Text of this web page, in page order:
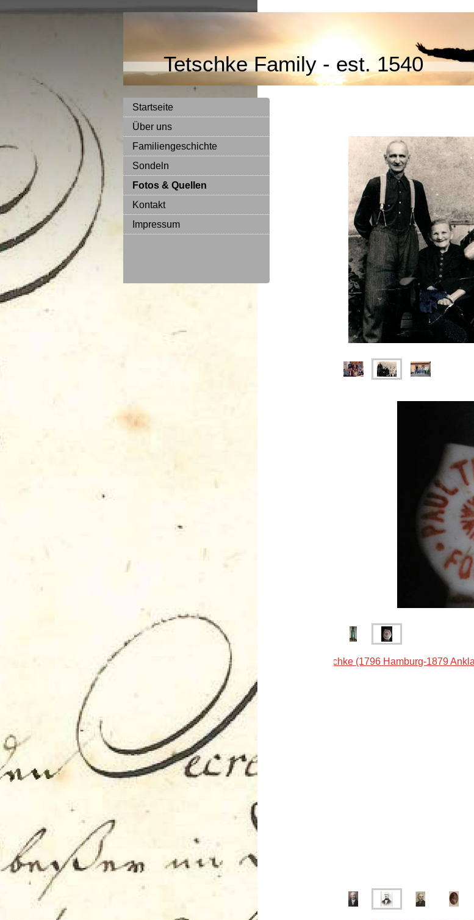
Tetschke Family - est. 1540
Startseite
Über uns
Familiengeschichte
Sondeln
Fotos & Quellen
Kontakt
Impressum